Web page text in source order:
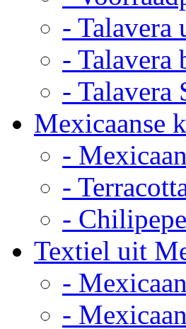
- Talavera
- Talavera
- Talavera
Mexicaanse
-
-
-
Textiel uit
-
-